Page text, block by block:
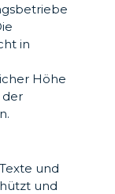
in
Höhe
der
und
und